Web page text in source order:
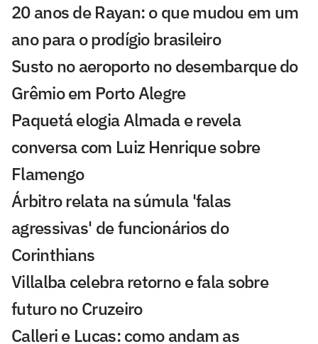
20 anos de Rayan: o que mudou em um
ano para o prodígio brasileiro
Susto no aeroporto no desembarque do
Grêmio em Porto Alegre
Paquetá elogia Almada e revela
conversa com Luiz Henrique sobre
Flamengo
Árbitro relata na súmula 'falas
agressivas' de funcionários do
Corinthians
Villalba celebra retorno e fala sobre
futuro no Cruzeiro
Calleri e Lucas: como andam as